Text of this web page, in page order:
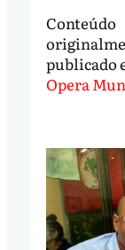
Conteúdo
publicado
Opera